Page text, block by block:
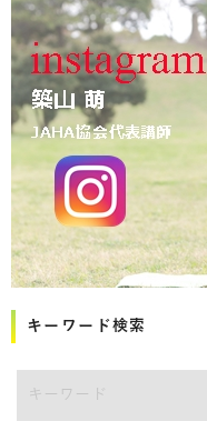
キーワード検索